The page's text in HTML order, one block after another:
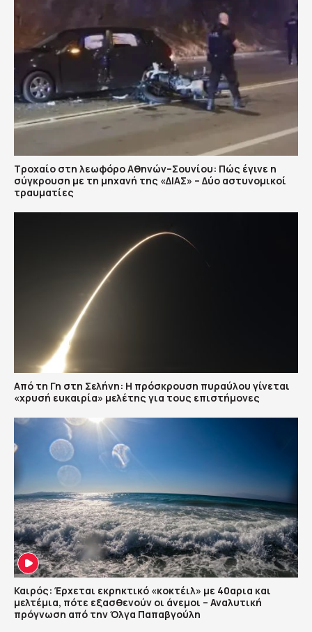
Τροχαίο στη λεωφόρο Αθηνών–Σουνίου: Πώς έγινε η
σύγκρουση με τη μηχανή της «ΔΙΑΣ» – Δύο αστυνομικοί
τραυματίες
Από τη Γη στη Σελήνη: Η πρόσκρουση πυραύλου γίνεται
«χρυσή ευκαιρία» μελέτης για τους επιστήμονες
Καιρός: Έρχεται εκρηκτικό «κοκτέιλ» με 40αρια και
μελτέμια, πότε εξασθενούν οι άνεμοι – Αναλυτική
πρόγνωση από την Όλγα Παπαβγούλη